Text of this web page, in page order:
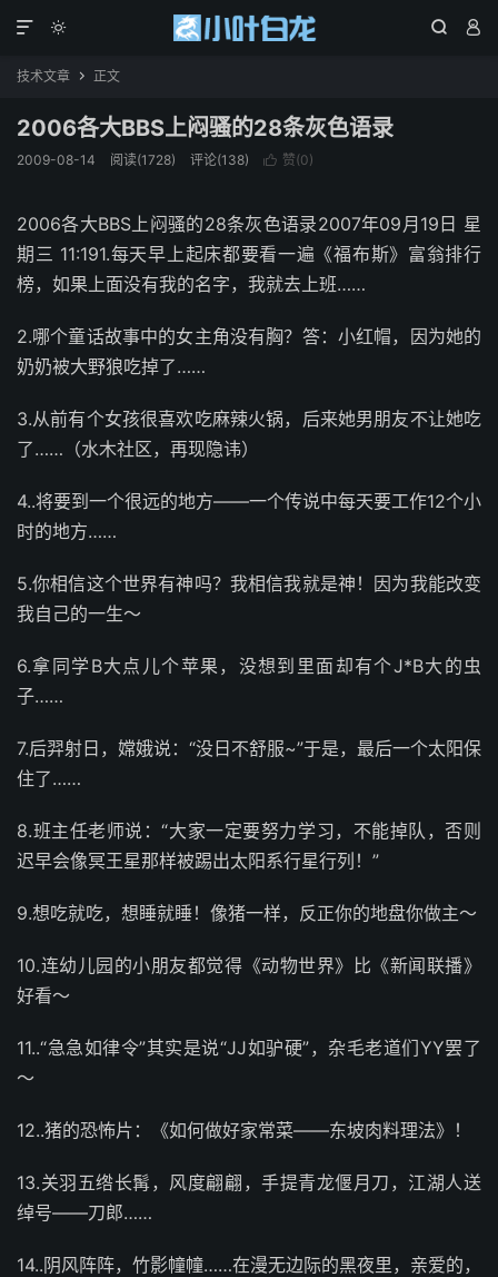
  

技术文章  正文
2006各大BBS上闷骚的28条灰色语录
2009-08-14 阅读(1728) 评论(138)  赞(0)
2006各大BBS上闷骚的28条灰色语录2007年09月19日 星
期三 11:191.每天早上起床都要看一遍《福布斯》富翁排行
榜，如果上面没有我的名字，我就去上班……
2.哪个童话故事中的女主角没有胸？答：小红帽，因为她的
奶奶被大野狼吃掉了……
3.从前有个女孩很喜欢吃麻辣火锅，后来她男朋友不让她吃
了……（水木社区，再现隐讳）
4..将要到一个很远的地方——一个传说中每天要工作12个小
时的地方……
5.你相信这个世界有神吗？我相信我就是神！因为我能改变
我自己的一生～
6.拿同学B大点儿个苹果，没想到里面却有个J*B大的虫
子……
7.后羿射日，嫦娥说：“没日不舒服~”于是，最后一个太阳保
住了……
8.班主任老师说：“大家一定要努力学习，不能掉队，否则
迟早会像冥王星那样被踢出太阳系行星行列！”
9.想吃就吃，想睡就睡！像猪一样，反正你的地盘你做主～
10.连幼儿园的小朋友都觉得《动物世界》比《新闻联播》
好看～
11..“急急如律令”其实是说“JJ如驴硬”，杂毛老道们YY罢了
～
12..猪的恐怖片：《如何做好家常菜——东坡肉料理法》！
13.关羽五绺长髯，风度翩翩，手提青龙偃月刀，江湖人送
绰号——刀郎……
14..阴风阵阵，竹影幢幢……在漫无边际的黑夜里，亲爱的，